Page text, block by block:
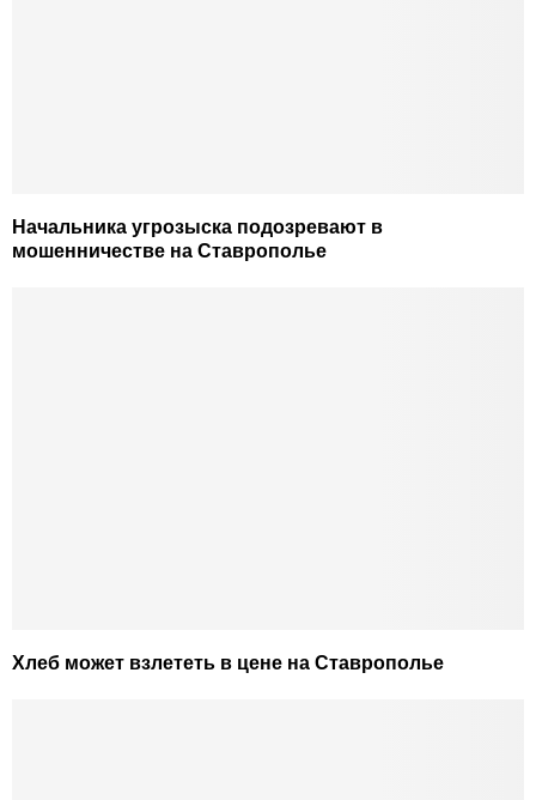
Начальника угрозыска подозревают в
мошенничестве на Ставрополье
Хлеб может взлететь в цене на Ставрополье